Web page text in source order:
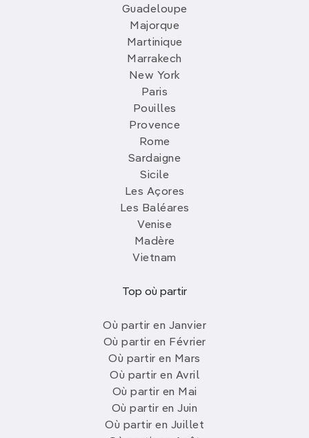
Guadeloupe
Majorque
Martinique
Marrakech
New York
Paris
Pouilles
Provence
Rome
Sardaigne
Sicile
Les Açores
Les Baléares
Venise
Madère
Vietnam
Top où partir
Où partir en Janvier
Où partir en Février
Où partir en Mars
Où partir en Avril
Où partir en Mai
Où partir en Juin
Où partir en Juillet